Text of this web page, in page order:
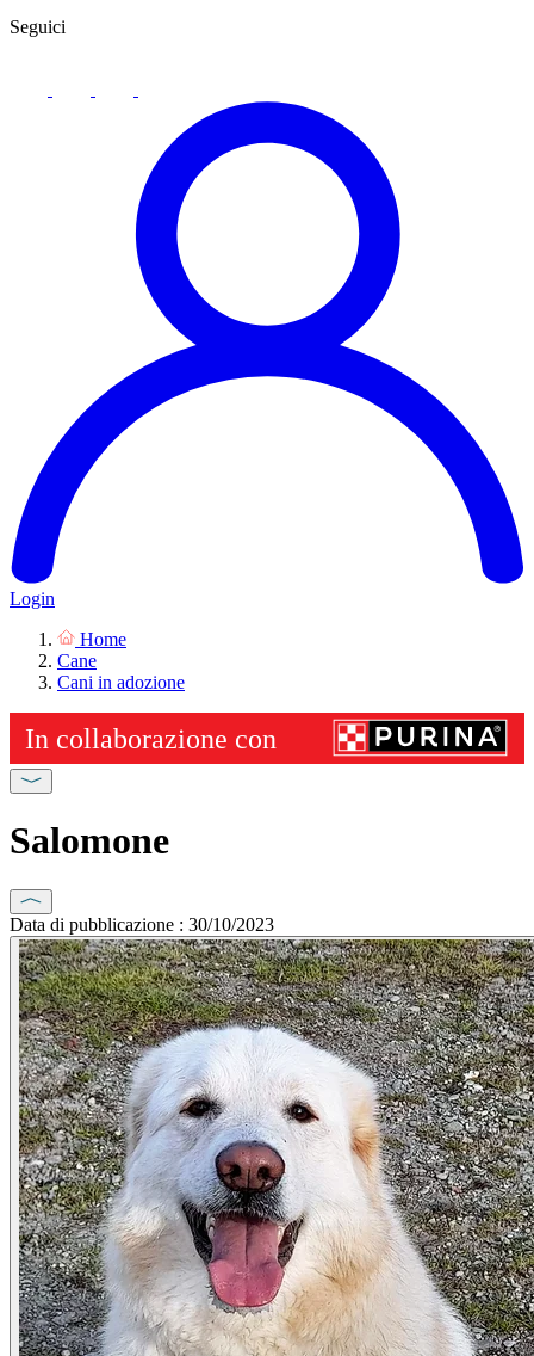
Seguici
Login
Home
Cane
Cani in adozione
Salomone
Data di pubblicazione : 30/10/2023